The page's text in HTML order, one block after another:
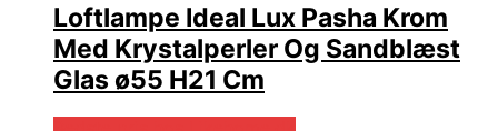
Loftlampe Ideal Lux Pasha Krom
Med Krystalperler Og Sandblæst
Glas ø55 H21 Cm